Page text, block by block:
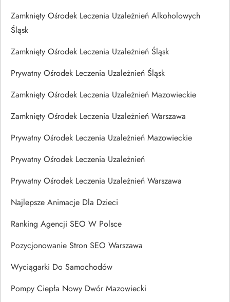
Zamknięty Ośrodek Leczenia Uzależnień Alkoholowych
Śląsk
Zamknięty Ośrodek Leczenia Uzależnień Śląsk
Prywatny Ośrodek Leczenia Uzależnień Śląsk
Zamknięty Ośrodek Leczenia Uzależnień Mazowieckie
Zamknięty Ośrodek Leczenia Uzależnień Warszawa
Prywatny Ośrodek Leczenia Uzależnień Mazowieckie
Prywatny Ośrodek Leczenia Uzależnień
Prywatny Ośrodek Leczenia Uzależnień Warszawa
Najlepsze Animacje Dla Dzieci
Ranking Agencji SEO W Polsce
Pozycjonowanie Stron SEO Warszawa
Wyciągarki Do Samochodów
Pompy Ciepła Nowy Dwór Mazowiecki